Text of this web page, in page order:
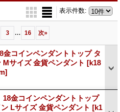
表示件数:
3 ... 16 次»
金コインペンダントトップ タ
Mサイズ 金貨ペンダント [k18
18金コインペンダントトップ
Lサイズ 金貨ペンダント [k1